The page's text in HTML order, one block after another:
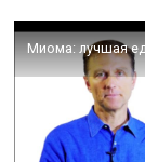
Миома: лучшая